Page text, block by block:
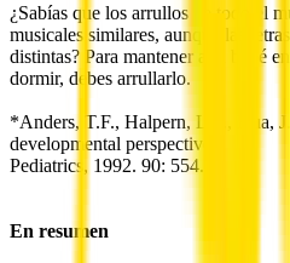
¿Sabías que los arrullos de todo el
musicales similares, aunque las
distintas? Para mantener a tu bebé
dormir, debes arrullarlo.
*Anders, T.F., Halpern, L.F., Hua,
developmental perspective.
Pediatrics, 1992. 90: 554.
En resumen